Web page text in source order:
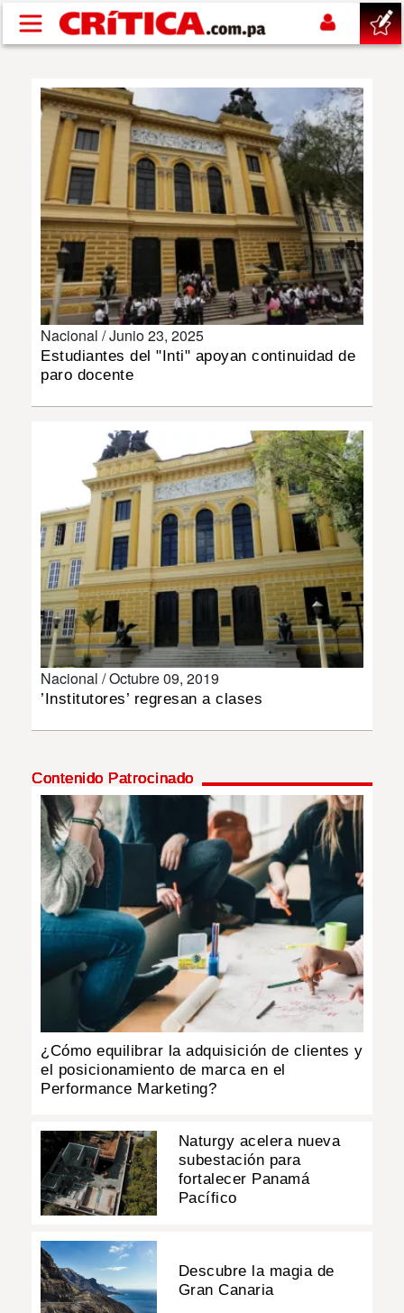
Pasar al contenido principal
SUCESOS
NACIONAL
POLÍTICA
SHOW
DEPORTES
MUNDO
MULTIMEDIA
IMPRESO
Nacional /Junio 23, 2025
Estudiantes del "Inti" apoyan continuidad de
paro docente
Nacional /Octubre 09, 2019
’Institutores’ regresan a clases
Contenido Patrocinado
¿Cómo equilibrar la adquisición de clientes y
el posicionamiento de marca en el
Performance Marketing?
Naturgy acelera nueva
subestación para
fortalecer Panamá
Pacífico
Descubre la magia de
Gran Canaria